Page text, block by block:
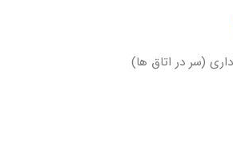
(سر در اتاق ها)